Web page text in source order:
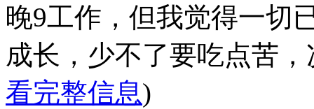
晚9工作，但我觉得一切
成长，少不了要吃点苦
看完整信息)